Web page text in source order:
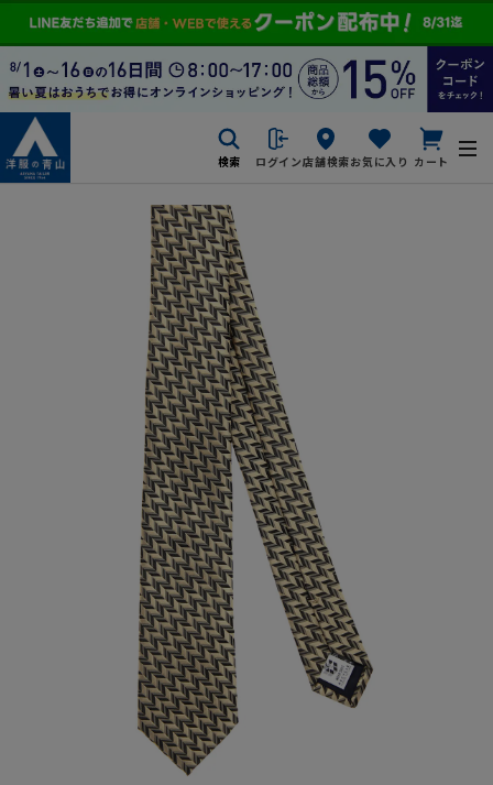
検索 ログイン店舗検索お気に入り カート